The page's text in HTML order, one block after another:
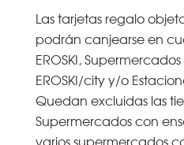
Las tarjetas regalo
podrán canjearse en
EROSKI,
EROSKI/city y/o
Quedan excluidas las
Supermercados con
varios supermercados